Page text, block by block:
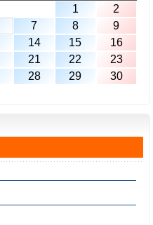
1
2
7 8
9
14 15
16
21 22
23
28 29
30